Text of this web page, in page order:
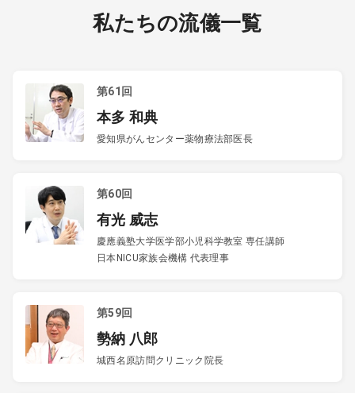
私たちの流儀一覧
第61回
本多 和典
愛知県がんセンター薬物療法部医長
第60回
有光 威志
慶應義塾大学医学部小児科学教室 専任講師
日本NICU家族会機構 代表理事
第59回
勢納 八郎
城西名原訪問クリニック院長